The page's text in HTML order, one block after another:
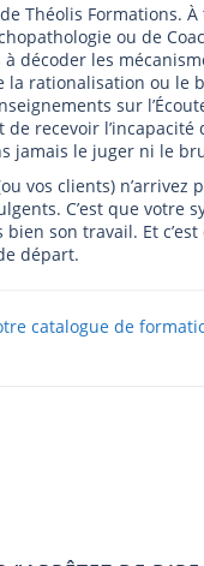
Théolis Formations.
ou de
décoder les
la rationalisation ou le
sur
recevoir l’incapacité
jamais le juger ni le
vos clients) n’arrivez
C’est que votre
son travail. Et c’est
départ.
catalogue de